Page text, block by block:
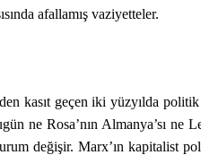
afallamış vaziyetteler.
kasıt geçen iki yüzyılda politik
ne Rosa’nın Almanya’sı ne
değişir. Marx’ın kapitalist